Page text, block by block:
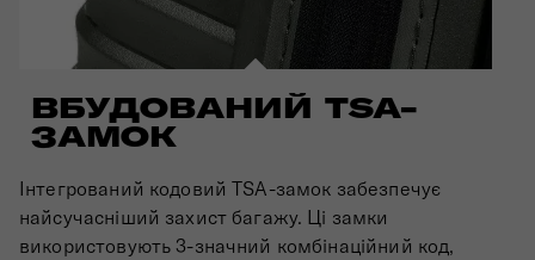
ВБУДОВАНИЙ TSA-
ЗАМОК
Інтегрований кодовий TSA-замок забезпечує
найсучасніший захист багажу. Ці замки
використовують 3-значний комбінаційний код,